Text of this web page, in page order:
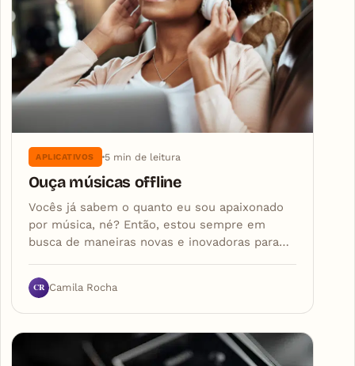
APLICATIVOS 5 min de leitura
Ouça músicas offline
Vocês já sabem o quanto eu sou apaixonado
por música, né? Então, estou sempre em
busca de maneiras novas e inovadoras para…
CR Camila Rocha